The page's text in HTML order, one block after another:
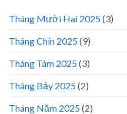
Tháng Mười Hai 2025(3)
Tháng Chín 2025(9)
Tháng Tám 2025(3)
Tháng Bảy 2025(2)
Tháng Năm 2025(2)